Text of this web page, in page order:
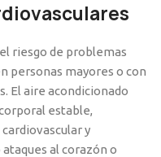
riesgo de problemas
personas mayores o con
El aire acondicionado
estable,
y
al corazón o